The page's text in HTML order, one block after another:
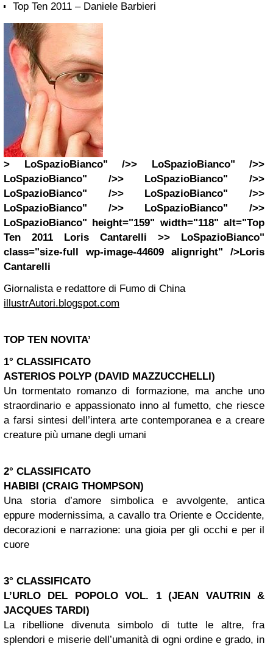
Top Ten 2011 – Daniele Barbieri
> LoSpazioBianco" />> LoSpazioBianco" />>
LoSpazioBianco" />> LoSpazioBianco" />>
LoSpazioBianco" />> LoSpazioBianco" />>
LoSpazioBianco" />> LoSpazioBianco" />>
LoSpazioBianco" height="159" width="118" alt="Top
Ten 2011 Loris Cantarelli >> LoSpazioBianco"
class="size-full wp-image-44609 alignright" />Loris
Cantarelli
Giornalista e redattore di Fumo di China
illustrAutori.blogspot.com
TOP TEN NOVITA’
1° CLASSIFICATO
ASTERIOS POLYP (DAVID MAZZUCCHELLI)
Un tormentato romanzo di formazione, ma anche uno
straordinario e appassionato inno al fumetto, che riesce
a farsi sintesi dell’intera arte contemporanea e a creare
creature più umane degli umani
2° CLASSIFICATO
HABIBI (CRAIG THOMPSON)
Una storia d’amore simbolica e avvolgente, antica
eppure modernissima, a cavallo tra Oriente e Occidente,
decorazioni e narrazione: una gioia per gli occhi e per il
cuore
3° CLASSIFICATO
L’URLO DEL POPOLO
VOL. 1
(JEAN VAUTRIN &
JACQUES TARDI)
La ribellione divenuta simbolo di tutte le altre, fra
splendori e miserie dell’umanità di ogni ordine e grado, in